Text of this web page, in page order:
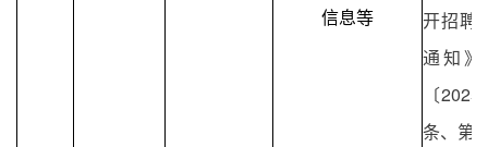
信息等
开招聘
通知
〔
条、第